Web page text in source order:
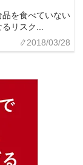
を食べていない
リスク...
2018/03/28